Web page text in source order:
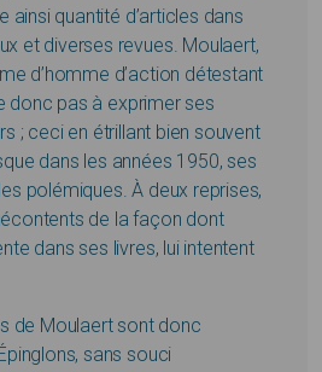
ainsi quantité d’articles dans
et diverses revues. Moulaert,
d’homme d’action détestant
donc pas à exprimer ses
; ceci en étrillant bien souvent
dans les années 1950, ses
polémiques. À deux reprises,
de la façon dont
dans ses livres, lui intentent
de Moulaert sont donc
sans souci